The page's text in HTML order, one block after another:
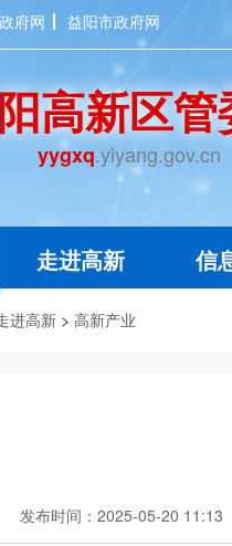
府网 益阳市政府网
高新区管
yygxq.yiyang.gov.cn
走进高新 信
进高新 > 高新产业
发布时间：2025-05-20 11:13